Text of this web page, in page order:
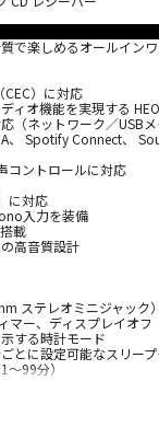
で楽しめるオールイン
CEC）に対応
ィオ機能を実現する
（ネットワーク／USBメ
、 Spotify Connect、
コントロールに対応
に対応
入力を装備
載
高音質設計
ステレオミニジャック）
マー、ディスプレイオフ
する時計モード
とに設定可能なスリー
99分）
ア・アップデート